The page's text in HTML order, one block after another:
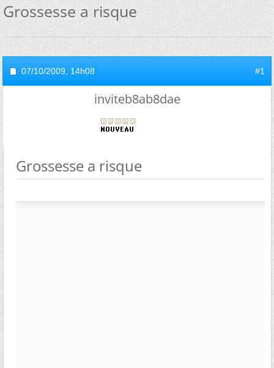
Grossesse a risque
07/10/2009, 14h08 #1
inviteb8ab8dae
Grossesse a risque